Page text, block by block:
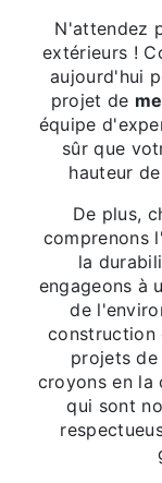
N'attendez
extérieurs !
aujourd'hui
projet de
équipe
sûr que
hauteur
De plus,
comprenons
la
engageons à
de
construction
projets de
croyons en la
qui sont